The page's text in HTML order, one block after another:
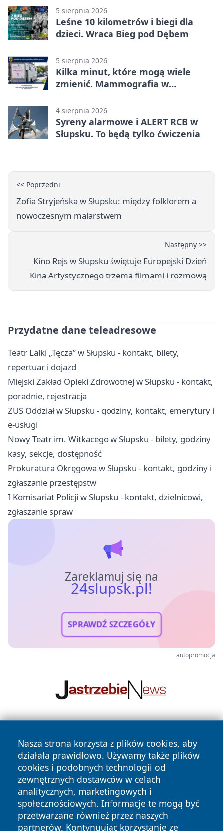
5 sierpnia 2026
Leśne 10 kilometrów i biegi dla
dzieci. Wraca Bieg pod Dębem
5 sierpnia 2026
Kilka minut, które mogą wiele
zmienić. Mammografia w
4 sierpnia 2026
Syreny alarmowe i ALERT RCB w
Słupsku. To będą tylko ćwiczenia
<< Poprzedni
Zofia Stryjeńska w Słupsku: między folklorem a
nowoczesnym malarstwem
Następny >>
Kino Rejs w Słupsku świętuje Europejski Dzień
Kina Artystycznego trzema filmami i rozmową
Przydatne dane teleadresowe
Teatr Lalki „Tęcza” w Słupsku - kontakt, bilety,
repertuar i dojazd
Miejski Zakład Opieki Zdrowotnej w Słupsku - kontakt,
poradnie, rejestracja
ZUS Oddział w Słupsku - godziny, kontakt, emerytury i
e-usługi
Nowy Teatr im. Witkacego w Słupsku - bilety, godziny
kasy, sekcje, dostępność
Prokuratura Okręgowa w Słupsku - kontakt, godziny i
zgłaszanie przestępstw
I Komisariat Policji w Słupsku - kontakt, dzielnicowi,
zgłaszanie spraw
Zareklamuj się na
24slupsk.pl!
SPRAWDŹ SZCZEGÓŁY
autopromocja
Nasza strona korzysta z plików cookies, aby
działała prawidłowo. Używamy także plików
cookies i podobnych technologii od
zewnętrznych dostawców w celach
analitycznych, marketingowych i
społecznościowych. Informacje te mogą być
przetwarzane również przez naszych
partnerów. Kontynuując korzystanie ze
Copyright © 2026 24slupsk.pl Wszystkie prawa zastrzeżone.
Polityka Polityka